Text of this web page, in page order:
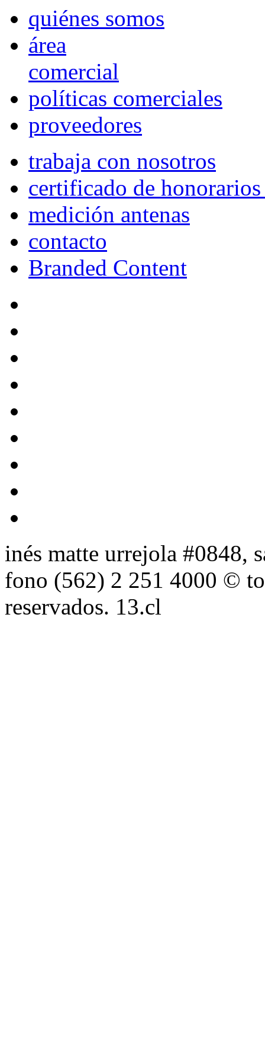
quiénes somos
área
comercial
políticas comerciales
proveedores
trabaja con nosotros
certificado de
medición antenas
contacto
Branded Content
inés matte urrejola #0848,
fono (562) 2 251 4000 ©
reservados. 13.cl